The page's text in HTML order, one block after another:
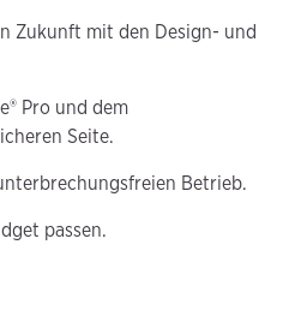
Zukunft mit den Design- und
Pro und dem
Seite.
Betrieb.
passen.